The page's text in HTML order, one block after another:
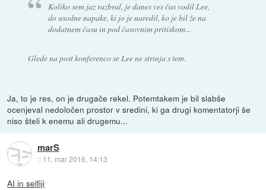
Koliko sem jaz razbral, je danes ves čas vodil Lee,
do usodne napake, ki jo je naredil, ko je bil že na
dodatnem času in pod časovnim pritiskom...
Glede na post konferenco se Lee ne strinja s tem.
Ja, to je res, on je drugače rekel. Potemtakem je bil slabše
ocenjeval nedoločen prostor v sredini, ki ga drugi komentatorji še
niso šteli k enemu ali drugemu...
marS
:: 11. mar 2016, 14:13
AI in selfiji